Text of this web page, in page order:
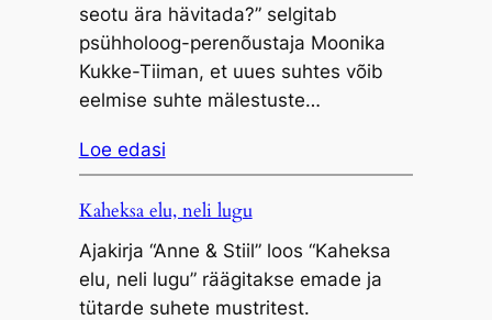
seotu ära hävitada?” selgitab
psühholoog-perenõustaja Moonika
Kukke-Tiiman, et uues suhtes võib
eelmise suhte mälestuste…
Loe edasi
Kaheksa elu, neli lugu
Ajakirja “Anne & Stiil” loos “Kaheksa
elu, neli lugu” räägitakse emade ja
tütarde suhete mustritest.